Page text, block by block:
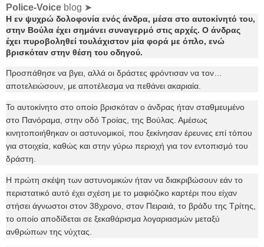
Police-Voice blog ➤
Η εν ψυχρώ δολοφονία ενός άνδρα, μέσα στο αυτοκίνητό του,
στην Βούλα έχει σημάνει συναγερμό στις αρχές. Ο άνδρας
έχει πυροβοληθεί τουλάχιστον μία φορά με όπλο, ενώ
βρισκόταν στην θέση του οδηγού.
Προσπάθησε να βγει, αλλά οι δράστες φρόντισαν να τον…
αποτελειώσουν, με αποτέλεσμα να πεθάνει ακαριαία.
Το αυτοκίνητο στο οποίο βρισκόταν ο άνδρας ήταν σταθμευμένο
στο Πανόραμα, στην οδό Τροίας, της Βούλας. Αμέσως
κινητοποιήθηκαν οι αστυνομικοί, που ξεκίνησαν έρευνες επί τόπου
για στοιχεία, καθώς και στην γύρω περιοχή για τον εντοπισμό του
δράστη.
Η πρώτη σκέψη των αστυνομικών ήταν να διακριβώσουν εάν το
περιστατικό αυτό έχει σχέση με το μαφιόζικο καρτέρι που είχαν
στήσει άγνωστοι στον 38χρονο, στον Πειραιά, το βράδυ της Τρίτης,
το οποίο αποδίδεται σε ξεκαθάρισμα λογαριασμών μεταξύ
ανθρώπων της νύχτας.